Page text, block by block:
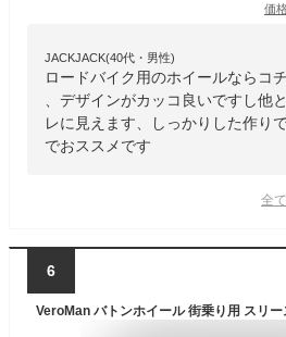
価
JACKJACK(40代・男性)
ロードバイク用のホイールならコ
、デザインがカッコ良いですし他
レに見えます、しっかりした作り
でおススメです
全
6